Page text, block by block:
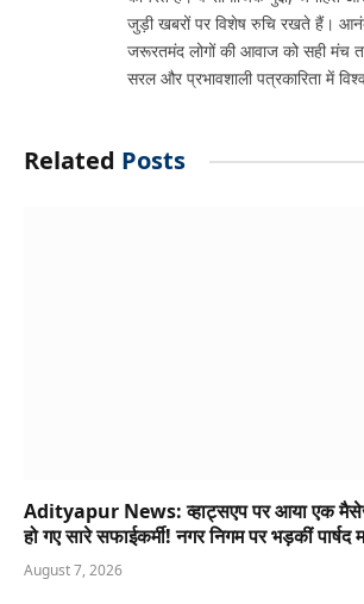
जुड़ी खबरों पर विशेष रुचि रखते हैं।
जरूरतमंद लोगों की आवाज को सही मंच
सरल और प्रभावशाली पत्रकारिता में
Related Posts
Adityapur News: व्हाट्सएप पर आया एक
हो गए सारे सफाईकर्मी! नगर निगम पर भड़कीं पार्षद
August 7, 2026